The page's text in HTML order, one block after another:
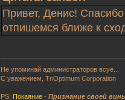
Привет, Денис!
отпишемся ближе к
Не упоминай администраторов всуе...
С уважением, TriOptimum Corporation
PS: Покаяние -Признание своей